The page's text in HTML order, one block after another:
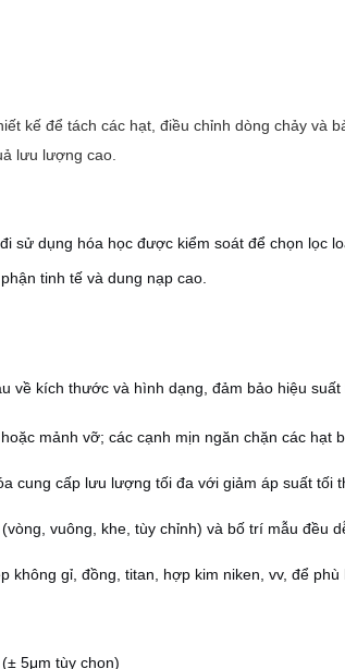
kế để tách các hạt, điều chỉnh dòng chảy
lưu lượng cao.
sử dụng hóa học được kiểm soát để chọn lọc
tinh tế và dung nạp cao.
về kích thước và hình dạng, đảm bảo hiệu suất
mảnh vỡ; các cạnh mịn ngăn chặn các hạt
cung cấp lưu lượng tối đa với giảm áp suất tối
vuông, khe, tùy chỉnh) và bố trí mẫu đều
không gỉ, đồng, titan, hợp kim niken, vv, để
5μm tùy chọn)